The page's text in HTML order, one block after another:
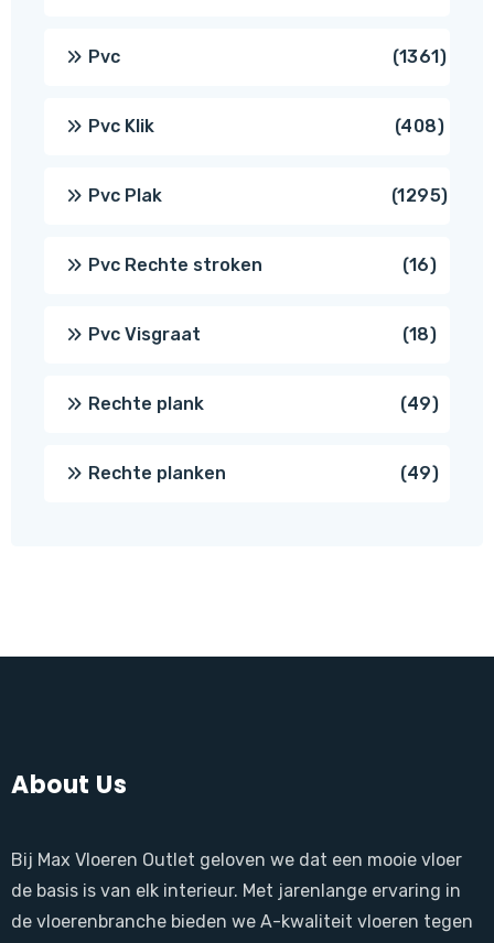
Pvc 13611361
Pvc Klik 408408
Pvc Plak 12951295
Pvc Rechte stroken 1616
Pvc Visgraat 1818
Rechte plank 4949
Rechte planken 4949
About Us
Bij Max Vloeren Outlet geloven we dat een mooie vloer
de basis is van elk interieur. Met jarenlange ervaring in
de vloerenbranche bieden we A-kwaliteit vloeren tegen